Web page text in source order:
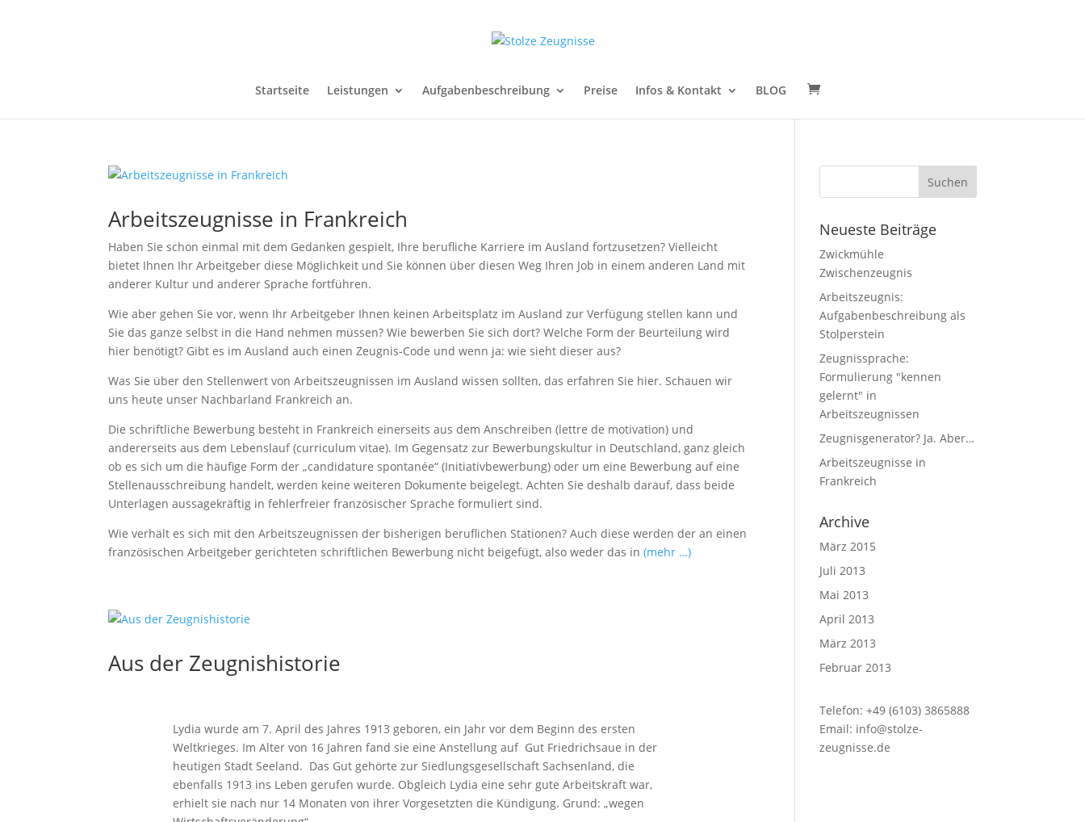
Startseite Leistungen Aufgabenbeschreibung Preise Infos & Kontakt BLOG
Arbeitszeugnisse in Frankreich
Haben Sie schon einmal mit dem Gedanken gespielt, Ihre berufliche Karriere im Ausland fortzusetzen? Vielleicht
bietet Ihnen Ihr Arbeitgeber diese Möglichkeit und Sie können über diesen Weg Ihren Job in einem anderen Land mit
anderer Kultur und anderer Sprache fortführen.
Wie aber gehen Sie vor, wenn Ihr Arbeitgeber Ihnen keinen Arbeitsplatz im Ausland zur Verfügung stellen kann und
Sie das ganze selbst in die Hand nehmen müssen? Wie bewerben Sie sich dort? Welche Form der Beurteilung wird
hier benötigt? Gibt es im Ausland auch einen Zeugnis-Code und wenn ja: wie sieht dieser aus?
Was Sie über den Stellenwert von Arbeitszeugnissen im Ausland wissen sollten, das erfahren Sie hier. Schauen wir
uns heute unser Nachbarland Frankreich an.
Die schriftliche Bewerbung besteht in Frankreich einerseits aus dem Anschreiben (lettre de motivation) und
andererseits aus dem Lebenslauf (curriculum vitae). Im Gegensatz zur Bewerbungskultur in Deutschland, ganz gleich
ob es sich um die häufige Form der „candidature spontanée“ (Initiativbewerbung) oder um eine Bewerbung auf eine
Stellenausschreibung handelt, werden keine weiteren Dokumente beigelegt. Achten Sie deshalb darauf, dass beide
Unterlagen aussagekräftig in fehlerfreier französischer Sprache formuliert sind.
Wie verhält es sich mit den Arbeitszeugnissen der bisherigen beruflichen Stationen? Auch diese werden der an einen
französischen Arbeitgeber gerichteten schriftlichen Bewerbung nicht beigefügt, also weder das in(mehr …)
Aus der Zeugnishistorie
Lydia wurde am 7. April des Jahres 1913 geboren, ein Jahr vor dem Beginn des ersten
Weltkrieges. Im Alter von 16 Jahren fand sie eine Anstellung auf Gut Friedrichsaue in der
heutigen Stadt Seeland. Das Gut gehörte zur Siedlungsgesellschaft Sachsenland, die
ebenfalls 1913 ins Leben gerufen wurde. Obgleich Lydia eine sehr gute Arbeitskraft war,
erhielt sie nach nur 14 Monaten von ihrer Vorgesetzten die Kündigung. Grund: „wegen
Neueste Beiträge
Zwickmühle
Zwischenzeugnis
Arbeitszeugnis:
Aufgabenbeschreibung als
Stolperstein
Zeugnissprache:
Formulierung "kennen
gelernt" in
Arbeitszeugnissen
Zeugnisgenerator? Ja. Aber…
Arbeitszeugnisse in
Frankreich
Archive
März 2015
Juli 2013
Mai 2013
April 2013
März 2013
Februar 2013
Telefon: +49 (6103) 3865888
Email: info@stolze-
zeugnisse.de